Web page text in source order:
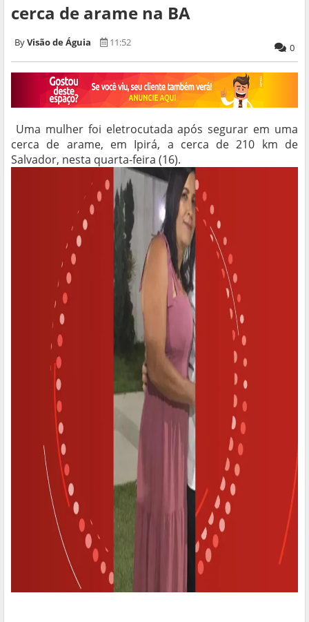
cerca de arame na BA
Visão de Águia 11:52 0
Uma mulher foi eletrocutada após segurar em uma
cerca de arame, em Ipirá, a cerca de 210 km de
Salvador, nesta quarta-feira (16).